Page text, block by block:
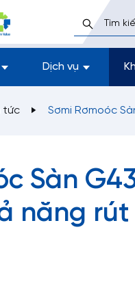
Dịch vụ
tức Sơmi Rơmoóc
Sàn
năng